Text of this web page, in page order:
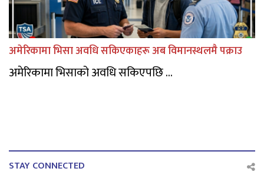
अमेरिकामा भिसा अवधि सकिएकाहरू अब विमानस्थलमै पक्राउ
अमेरिकामा भिसाको अवधि सकिएपछि ...
STAY CONNECTED